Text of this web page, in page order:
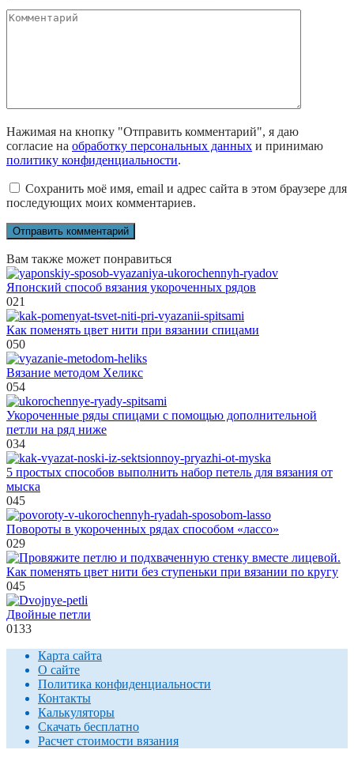
Комментарий
Нажимая на кнопку "Отправить комментарий", я даю
согласие на обработку персональных данных и принимаю
политику конфиденциальности.
Сохранить моё имя, email и адрес сайта в этом браузере для
последующих моих комментариев.
Вам также может понравиться
Японский способ вязания укороченных рядов
021
Как поменять цвет нити при вязании спицами
050
Вязание методом Хеликс
054
Укороченные ряды спицами с помощью дополнительной
петли на ряд ниже
034
5 простых способов выполнить набор петель для вязания от
мыска
045
Повороты в укороченных рядах способом «лассо»
029
Как поменять цвет нити без ступеньки при вязании по кругу
045
Двойные петли
0133
Карта сайта
О сайте
Политика конфиденциальности
Контакты
Калькуляторы
Скачать бесплатно
Расчет стоимости вязания